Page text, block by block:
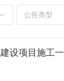
设项目施工